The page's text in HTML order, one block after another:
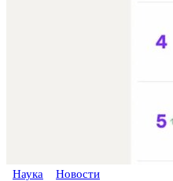
Наука Новости